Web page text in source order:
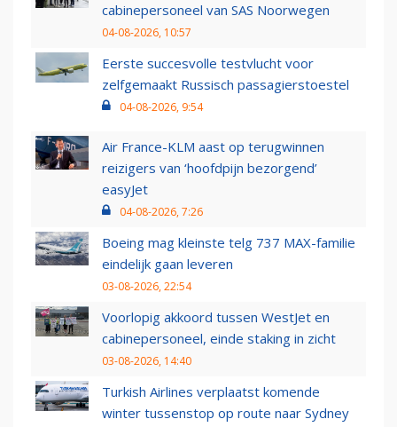
cabinepersoneel van SAS Noorwegen
04-08-2026, 10:57
Eerste succesvolle testvlucht voor
zelfgemaakt Russisch passagierstoestel
04-08-2026, 9:54
Air France-KLM aast op terugwinnen
reizigers van ‘hoofdpijn bezorgend’
easyJet
04-08-2026, 7:26
Boeing mag kleinste telg 737 MAX-familie
eindelijk gaan leveren
03-08-2026, 22:54
Voorlopig akkoord tussen WestJet en
cabinepersoneel, einde staking in zicht
03-08-2026, 14:40
Turkish Airlines verplaatst komende
winter tussenstop op route naar Sydney